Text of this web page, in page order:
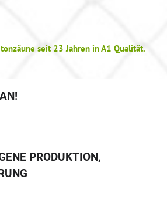
seit 23 Jahren in A1 Qualität.
PRODUKTION,